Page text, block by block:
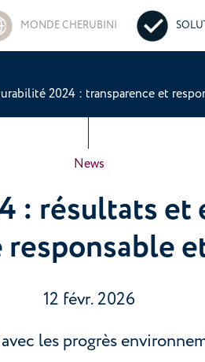
MONDE CHERUBINI
2024 : transparence et
News
: résultats et
responsable
12 févr. 2026
les progrès